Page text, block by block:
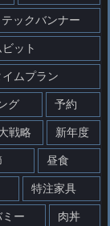
ックバンナー
ット
ムプラン
グ 予約
戦略 新年度
昼食
特注家具
ー 肉丼